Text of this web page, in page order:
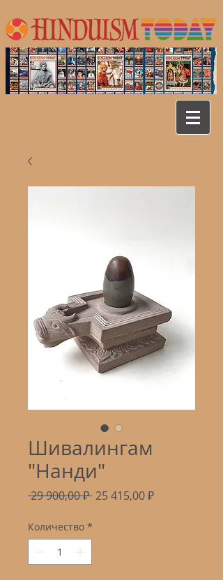
Шивалингам
"Нанди"
29 900,00 ₽ Обычная
25 415,00 ₽Спеццена
Количество *